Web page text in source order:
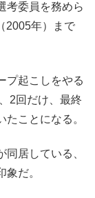
考委員を務めら
2005年）まで
プ起こしをやる
2回だけ、最終
ことになる。
居している、
だ。